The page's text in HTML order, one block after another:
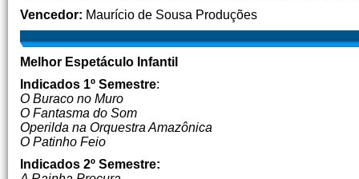
Vencedor: Maurício de Sousa Produções
Melhor Espetáculo Infantil
Indicados 1º Semestre:
O Buraco no Muro
O Fantasma do Som
Operilda na Orquestra Amazônica
O Patinho Feio
Indicados 2º Semestre: